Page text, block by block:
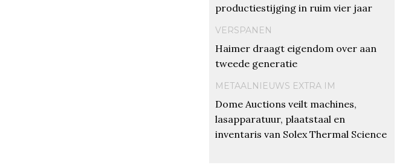
productiestijging in ruim vier jaar
VERSPANEN
Haimer draagt eigendom over aan
tweede generatie
METAALNIEUWS EXTRA IM
Dome Auctions veilt machines,
lasapparatuur, plaatstaal en
inventaris van Solex Thermal Science